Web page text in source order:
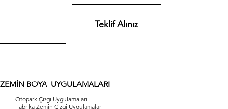
Teklif Alınız
Otopark Çizgi Uygulamaları
Fabrika Zemin Çizgi Uygulamaları
ZEMİN BOYA UYGULAMALARI